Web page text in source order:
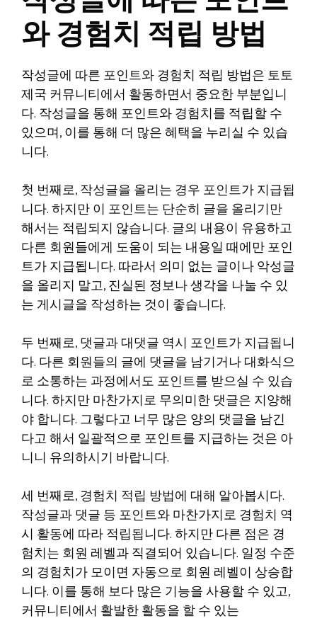
와 경험치 적립 방법
작성글에 따른 포인트와 경험치 적립 방법은 토토
제국 커뮤니티에서 활동하면서 중요한 부분입니
다. 작성글을 통해 포인트와 경험치를 적립할 수
있으며, 이를 통해 더 많은 혜택을 누리실 수 있습
니다.
첫 번째로, 작성글을 올리는 경우 포인트가 지급됩
니다. 하지만 이 포인트는 단순히 글을 올리기만
해서는 적립되지 않습니다. 글의 내용이 유용하고
다른 회원들에게 도움이 되는 내용일 때에만 포인
트가 지급됩니다. 따라서 의미 없는 글이나 악성글
을 올리지 말고, 진실된 정보나 생각을 나눌 수 있
는 게시글을 작성하는 것이 좋습니다.
두 번째로, 댓글과 대댓글 역시 포인트가 지급됩니
다. 다른 회원들의 글에 댓글을 남기거나 대화식으
로 소통하는 과정에서도 포인트를 받으실 수 있습
니다. 하지만 마찬가지로 무의미한 댓글은 지양해
야 합니다. 그렇다고 너무 많은 양의 댓글을 남긴
다고 해서 일괄적으로 포인트를 지급하는 것은 아
니니 유의하시기 바랍니다.
세 번째로, 경험치 적립 방법에 대해 알아봅시다.
작성글과 댓글 등 포인트와 마찬가지로 경험치 역
시 활동에 따라 적립됩니다. 하지만 다른 점은 경
험치는 회원 레벨과 직결되어 있습니다. 일정 수준
의 경험치가 모이면 자동으로 회원 레벨이 상승합
니다. 이를 통해 보다 많은 기능을 사용할 수 있고,
커뮤니티에서 활발한 활동을 할 수 있는